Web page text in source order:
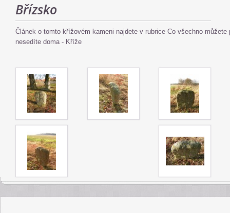
Břízsko
Článek o tomto křížovém kameni najdete v rubrice Co všechno
nesedíte doma - Kříže